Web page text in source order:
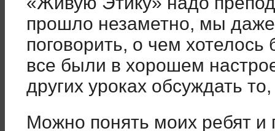
прошло незаметно, мы
поговорить, о чем
все были в хорошем
других уроках обсуждать
Можно понять моих ребят и